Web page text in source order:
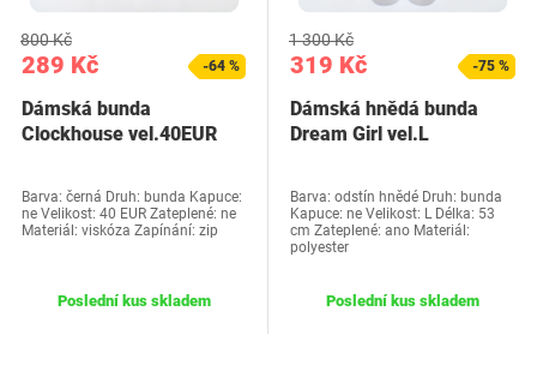
289 Kč
800 Kč
-64 %
Dámská bunda
Clockhouse vel.40EUR
Barva: černá Druh: bunda Kapuce:
ne Velikost: 40 EUR Zateplené: ne
Materiál: viskóza Zapínání: zip
Poslední kus skladem
319 Kč
1 300 Kč
-75 %
Dámská hnědá bunda
Dream Girl vel.L
Barva: odstín hnědé Druh: bunda
Kapuce: ne Velikost: L Délka: 53
cm Zateplené: ano Materiál:
polyester
Poslední kus skladem